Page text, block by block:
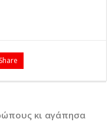
Share
κι αγάπησα